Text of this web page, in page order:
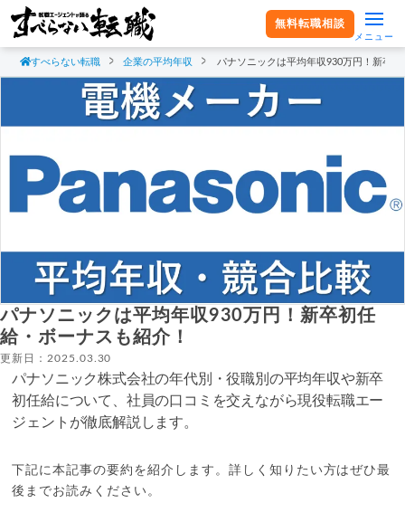
無料転職相談
メニュー
すべらない転職 企業の平均年収 パナソニックは平均年収930万円！新卒
パナソニックは平均年収930万円！新卒初任
給・ボーナスも紹介！
更新日：2025.03.30
パナソニック株式会社の年代別・役職別の平均年収や新卒
初任給について、社員の口コミを交えながら現役転職エー
ジェントが徹底解説します。
下記に本記事の要約を紹介します。詳しく知りたい方はぜひ最
後までお読みください。